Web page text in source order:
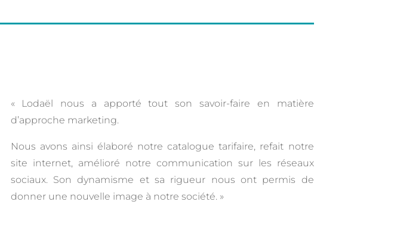
« Lodaël nous a apporté tout son savoir-faire en matière
d’approche marketing.
Nous avons ainsi élaboré notre catalogue tarifaire, refait notre
site internet, amélioré notre communication sur les réseaux
sociaux. Son dynamisme et sa rigueur nous ont permis de
donner une nouvelle image à notre société. »